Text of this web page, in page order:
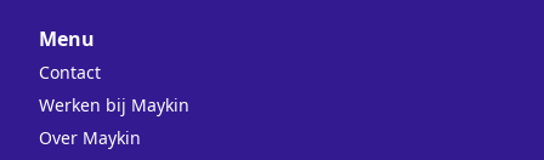
Menu
Contact
Werken bij Maykin
Over Maykin